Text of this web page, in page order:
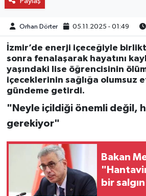
Orhan Dörter 05.11.2025 - 01:49
İzmir’de enerji içeceğiyle
sonra fenalaşarak hayatını
yaşındaki lise öğrencisinin
içeceklerinin sağlığa olumsuz
gündeme getirdi.
"Neyle içildiği önemli değil,
gerekiyor"
Bakan
bir